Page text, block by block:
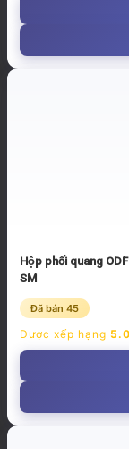
Hộp phối quang
SM
Đã bán 45
Được xếp hạng